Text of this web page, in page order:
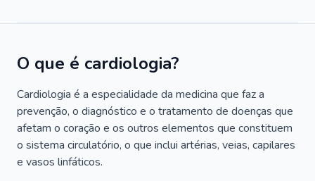
O que é cardiologia?
Cardiologia é a especialidade da medicina que faz a
prevenção, o diagnóstico e o tratamento de doenças que
afetam o coração e os outros elementos que constituem
o sistema circulatório, o que inclui artérias, veias, capilares
e vasos linfáticos.